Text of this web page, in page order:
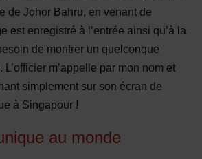
de Johor Bahru, en venant de
est enregistré à l’entrée ainsi qu’à la
de montrer un quelconque
L’officier m’appelle par mon nom et
simplement sur son écran de
à Singapour !
au monde